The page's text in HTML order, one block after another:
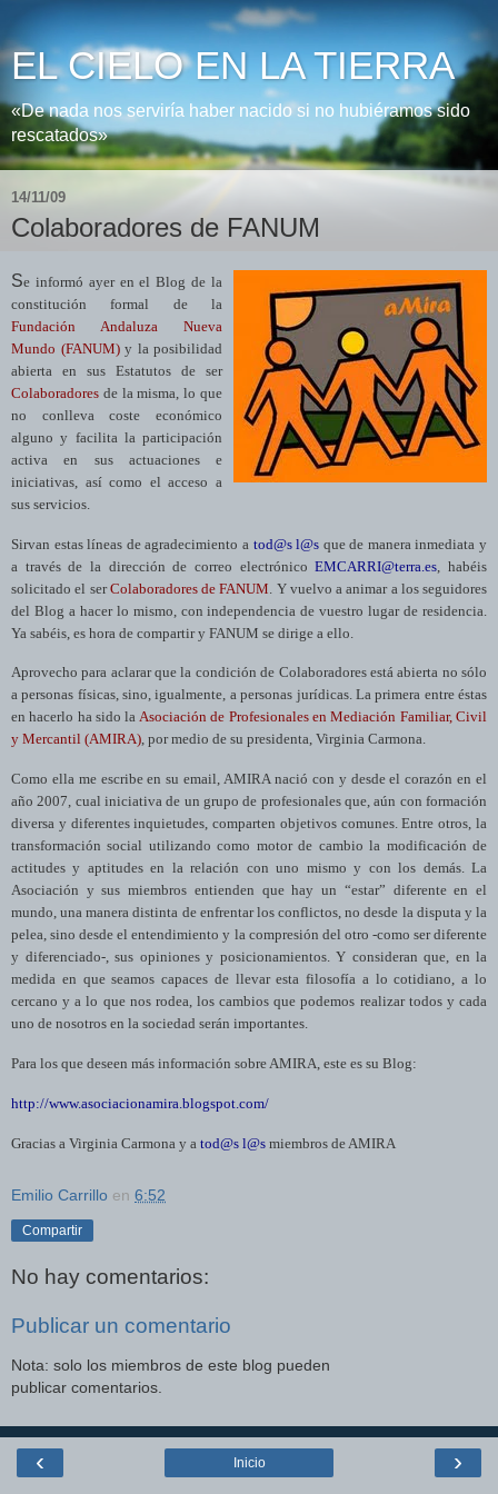
EL CIELO EN LA TIERRA
«De nada nos serviría haber nacido si no hubiéramos sido
rescatados»
14/11/09
Colaboradores de FANUM
Se informó ayer en el Blog de la
constitución formal de la
Fundación Andaluza Nueva
Mundo (FANUM)y la posibilidad
abierta en sus Estatutos de ser
Colaboradores de la misma, lo que
no conlleva coste económico
alguno y facilita la participación
activa en sus actuaciones e
iniciativas, así como el acceso a
sus servicios.
Sirvan estas líneas de agradecimiento a tod@s l@s que de manera inmediata y
a través de la dirección de correo electrónicoEMCARRI@terra.es , habéis
solicitado el serColaboradores de FANUM . Y vuelvo a animar a los seguidores
del Blog a hacer lo mismo, con independencia de vuestro lugar de residencia.
Ya sabéis, es hora de compartir y FANUM se dirige a ello.
Aprovecho para aclarar que la condición de Colaboradores está abierta no sólo
a personas físicas, sino, igualmente, a personas jurídicas. La primera entre éstas
en hacerlo ha sidola Asociación de Profesionales en Mediación Familiar, Civil
y Mercantil (AMIRA), por medio de su presidenta, Virginia Carmona.
Como ella me escribe en su email, AMIRA nació con y desde el corazón en el
año 2007, cual iniciativa de un grupo de profesionales que, aún con formación
diversa y diferentes inquietudes, comparten objetivos comunes. Entre otros, la
transformación social utilizando como motor de cambio la modificación de
actitudes y aptitudes en la relación con uno mismo y con los demás. La
Asociación y sus miembros entienden que hay un “estar” diferente en el
mundo, una manera distinta de enfrentar los conflictos, no desde la disputa y la
pelea, sino desde el entendimiento y la compresión del otro -como ser diferente
y diferenciado-, sus opiniones y posicionamientos. Y consideran que, en la
medida en que seamos capaces de llevar esta filosofía a lo cotidiano, a lo
cercano y a lo que nos rodea, los cambios que podemos realizar todos y cada
uno de nosotros en la sociedad serán importantes.
Para los que deseen más información sobre AMIRA, este es su Blog:
http://www.asociacionamira.blogspot.com/
Gracias a Virginia Carmona y a tod@s l@s miembros de AMIRA
Emilio Carrillo en 6:52
Compartir
No hay comentarios:
Publicar un comentario
Nota: solo los miembros de este blog pueden
publicar comentarios.
‹ ›
Inicio